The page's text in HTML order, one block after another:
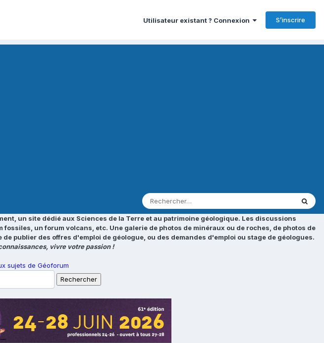
Utilisateur existant ? Connexion S’inscrire
un site dédié aux Sciences de la Terre et au patrimoine géologique. Les discussions
un forum volcans, etc. Une galerie de photos de minéraux ou de roches, de photos de
publier des offres d'emploi de géologue, ou des demandes d'emploi ou stage de géologues.
vivre votre passion !
sujets de Géoforum